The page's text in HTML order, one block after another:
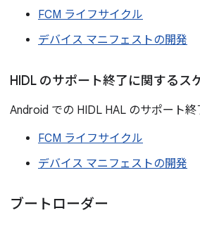
FCM ライフサイクル
デバイス マニフェストの開発
HIDL のサポート終了に関するス
Android での HIDL HAL のサポート
FCM ライフサイクル
デバイス マニフェストの開発
ブートローダー